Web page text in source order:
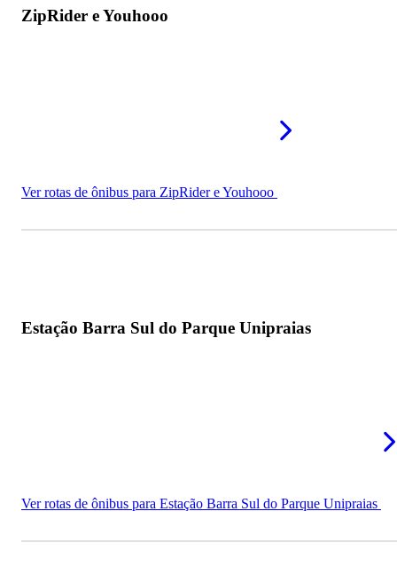
ZipRider e Youhooo
Ver rotas de ônibus para ZipRider e Youhooo
Estação Barra Sul do Parque Unipraias
Ver rotas de ônibus para Estação Barra Sul do Parque Unipraias